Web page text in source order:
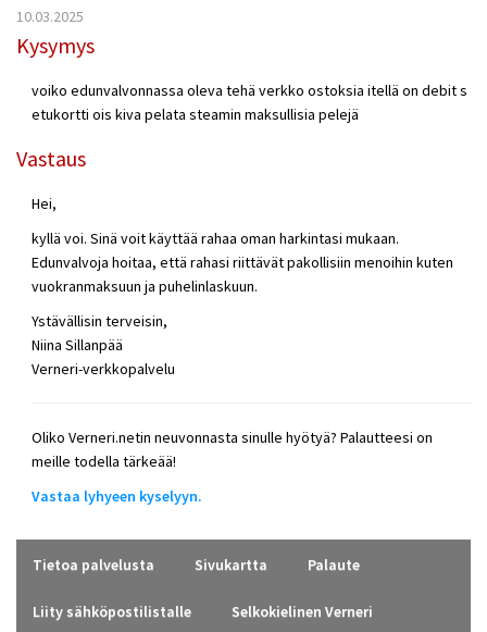
10.03.2025
Kysymys
voiko edunvalvonnassa oleva tehä verkko ostoksia itellä on debit s
etukortti ois kiva pelata steamin maksullisia pelejä
Vastaus
Hei,
kyllä voi. Sinä voit käyttää rahaa oman harkintasi mukaan.
Edunvalvoja hoitaa, että rahasi riittävät pakollisiin menoihin kuten
vuokranmaksuun ja puhelinlaskuun.
Ystävällisin terveisin,
Niina Sillanpää
Verneri-verkkopalvelu
Oliko Verneri.netin neuvonnasta sinulle hyötyä? Palautteesi on
meille todella tärkeää!
Vastaa lyhyeen kyselyyn.
Tietoa palvelusta Sivukartta Palaute
Liity sähköpostilistalle Selkokielinen Verneri